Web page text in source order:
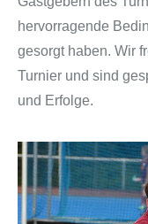
hervorragende
gesorgt haben. Wir
Turnier und sind
und Erfolge.